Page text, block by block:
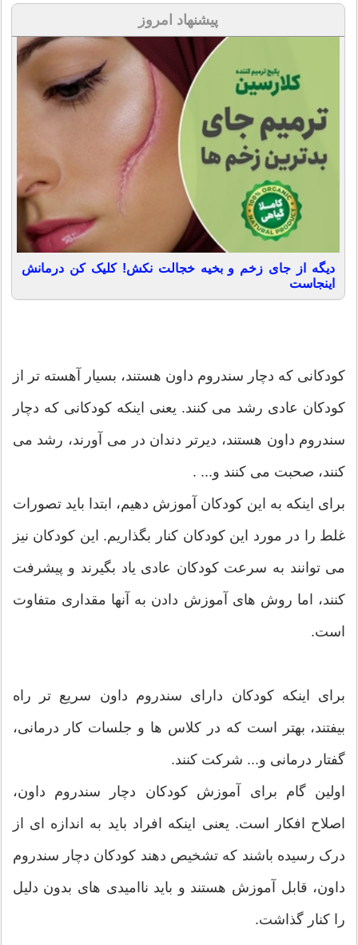
پیشنهاد امروز
دیگه از جای زخم و بخیه خجالت نکش! کلیک کن درمانش
اینجاست
کودکانی که دچار سندروم داون هستند، بسیار آهسته تر از
کودکان عادی رشد می کنند. یعنی اینکه کودکانی که دچار
سندروم داون هستند، دیرتر دندان در می آورند، رشد می
کنند، صحبت می کنند و... .
برای اینکه به این کودکان آموزش دهیم، ابتدا باید تصورات
غلط را در مورد این کودکان کنار بگذاریم. این کودکان نیز
می توانند به سرعت کودکان عادی یاد بگیرند و پیشرفت
کنند، اما روش های آموزش دادن به آنها مقداری متفاوت
است.
برای اینکه کودکان دارای سندروم داون سریع تر راه
بیفتند، بهتر است که در کلاس ها و جلسات کار درمانی،
گفتار درمانی و... شرکت کنند.
اولین گام برای آموزش کودکان دچار سندروم داون،
اصلاح افکار است. یعنی اینکه افراد باید به اندازه ای از
درک رسیده باشند که تشخیص دهند کودکان دچار سندروم
داون، قابل آموزش هستند و باید ناامیدی های بدون دلیل
را کنار گذاشت.